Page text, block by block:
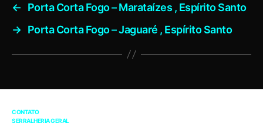
←
Porta Corta Fogo – Marataízes , Espírito Santo
→ Porta Corta Fogo – Jaguaré , Espírito Santo
CONTATO
SERRALHERIA GERAL